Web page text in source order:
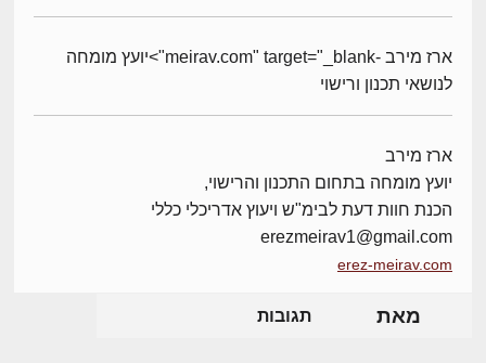
ארז מירב -meirav.com" target="_blank">יועץ מומחה
לנושאי תכנון ורישוי
ארז מירב
יועץ מומחה בתחום התכנון והרישוי,
הכנת חוות דעת לבימ"ש ויעוץ אדריכלי כללי
erezmeirav1@gmail.com
erez-meirav.com
מאת תגובות